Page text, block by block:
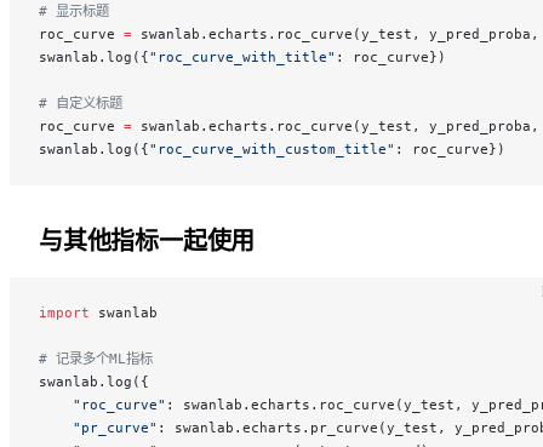
# 显示标题
roc_curve = swanlab.echarts.roc_curve(y_test,
swanlab.log({"roc_curve_with_title" : roc_curve})
# 自定义标题
roc_curve = swanlab.echarts.roc_curve(y_test,
swanlab.log({"roc_curve_with_custom_title" : roc_curve})
与其他指标一起使用
import swanlab
# 记录多个ML指标
swanlab.log({
    "roc_curve"
: swanlab.echarts.roc_curve(y_test,
    "pr_curve"
: swanlab.echarts.pr_curve(y_test,